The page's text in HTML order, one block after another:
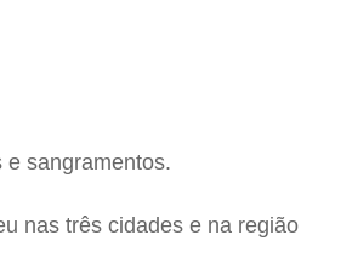
sangramentos.
nas três cidades e na região